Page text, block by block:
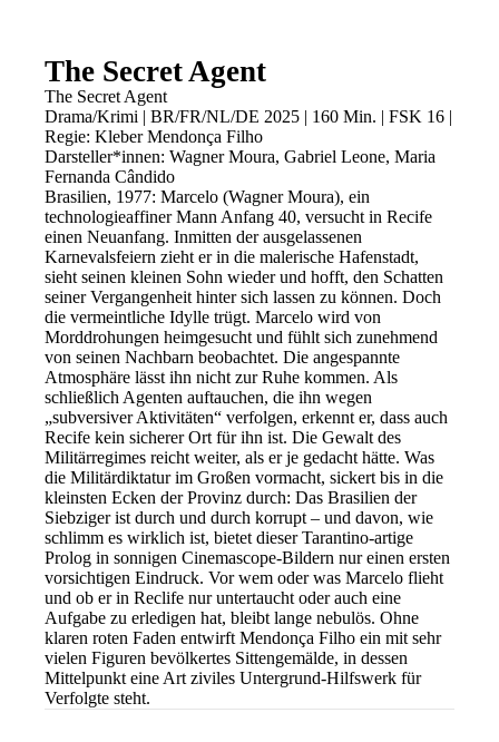
The Secret Agent
The Secret Agent
Drama/Krimi | BR/FR/NL/DE 2025 | 160 Min. | FSK 16 |
Regie: Kleber Mendonça Filho
Darsteller*innen: Wagner Moura, Gabriel Leone, Maria
Fernanda Cândido
Brasilien, 1977: Marcelo (Wagner Moura), ein
technologieaffiner Mann Anfang 40, versucht in Recife
einen Neuanfang. Inmitten der ausgelassenen
Karnevalsfeiern zieht er in die malerische Hafenstadt,
sieht seinen kleinen Sohn wieder und hofft, den Schatten
seiner Vergangenheit hinter sich lassen zu können. Doch
die vermeintliche Idylle trügt. Marcelo wird von
Morddrohungen heimgesucht und fühlt sich zunehmend
von seinen Nachbarn beobachtet. Die angespannte
Atmosphäre lässt ihn nicht zur Ruhe kommen. Als
schließlich Agenten auftauchen, die ihn wegen
„subversiver Aktivitäten“ verfolgen, erkennt er, dass auch
Recife kein sicherer Ort für ihn ist. Die Gewalt des
Militärregimes reicht weiter, als er je gedacht hätte. Was
die Militärdiktatur im Großen vormacht, sickert bis in die
kleinsten Ecken der Provinz durch: Das Brasilien der
Siebziger ist durch und durch korrupt – und davon, wie
schlimm es wirklich ist, bietet dieser Tarantino-artige
Prolog in sonnigen Cinemascope-Bildern nur einen ersten
vorsichtigen Eindruck. Vor wem oder was Marcelo flieht
und ob er in Reclife nur untertaucht oder auch eine
Aufgabe zu erledigen hat, bleibt lange nebulös. Ohne
klaren roten Faden entwirft Mendonça Filho ein mit sehr
vielen Figuren bevölkertes Sittengemälde, in dessen
Mittelpunkt eine Art ziviles Untergrund-Hilfswerk für
Verfolgte steht.